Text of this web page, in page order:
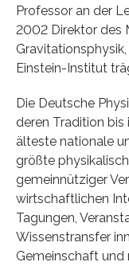
Professor an der
2002 Direktor des
Einstein-Institut
Die Deutsche
deren Tradition bis
älteste nationale
größte
gemeinnütziger
wirtschaftlichen
Tagungen,
Wissenstransfer
Gemeinschaft und